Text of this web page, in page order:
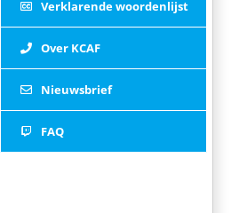
Verklarende woordenlijst
Over KCAF
Nieuwsbrief
FAQ